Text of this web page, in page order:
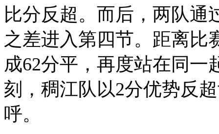
比分反超。而后，两队通
之差进入第四节。距离比
成62分平，再度站在同一
刻，稠江队以2分优势反
呼。